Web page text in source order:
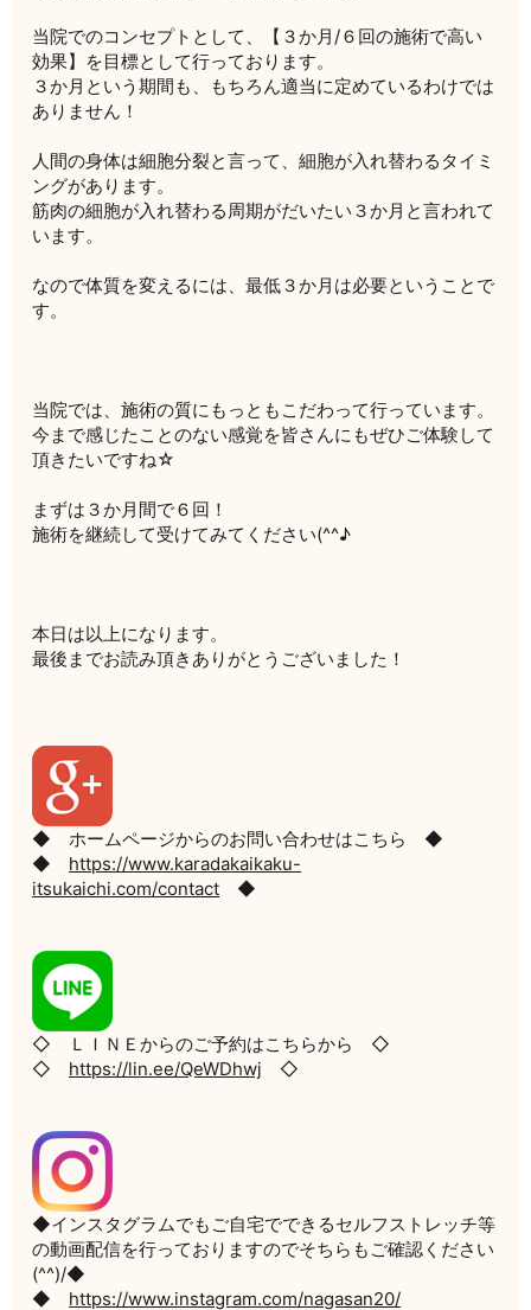
当院でのコンセプトとして、【３か月/６回の施術で高い
効果】を目標として行っております。
３か月という期間も、もちろん適当に定めているわけでは
ありません！
人間の身体は細胞分裂と言って、細胞が入れ替わるタイミ
ングがあります。
筋肉の細胞が入れ替わる周期がだいたい３か月と言われて
います。
なので体質を変えるには、最低３か月は必要ということで
す。
当院では、施術の質にもっともこだわって行っています。
今まで感じたことのない感覚を皆さんにもぜひご体験して
頂きたいですね☆
まずは３か月間で６回！
施術を継続して受けてみてください(^^♪
本日は以上になります。
最後までお読み頂きありがとうございました！
◆ ホームページからのお問い合わせはこちら ◆
◆ https://www.karadakaikaku-
itsukaichi.com/contact ◆
◇ ＬＩＮＥからのご予約はこちらから ◇
◇ https://lin.ee/QeWDhwj ◇
◆インスタグラムでもご自宅でできるセルフストレッチ等
の動画配信を行っておりますのでそちらもご確認ください
(^^)/◆
◆ https://www.instagram.com/nagasan20/